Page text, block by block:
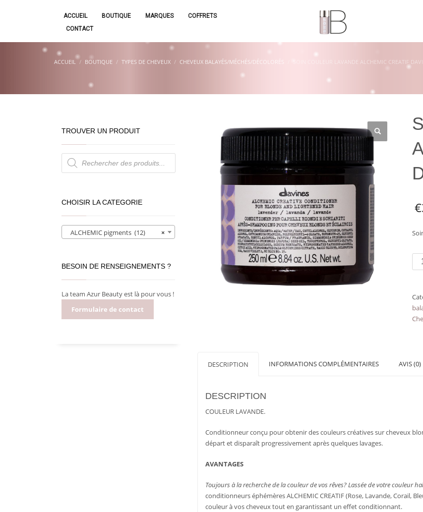
ACCUEIL BOUTIQUE MARQUES
COFFRETS
CONTACT
ACCUEIL BOUTIQUE TYPES DE CHEVEUX CHEVEUX BALAYÉS/MÉCHÉS/DÉCOLORÉS SOIN COULEUR LAVANDE ALCHEMIC CREATIF
TROUVER UN PRODUIT
Recherche
de
produits
CHOISIR LA CATEGORIE
×
ALCHEMIC pigments (12)
BESOIN DE RENSEIGNEMENTS ?
La team Azur Beauty est là pour vous !
Formulaire de contact
€
de
DESCRIPTION INFORMATIONS COMPLÉMENTAIRES AVIS (0)
DESCRIPTION
COULEUR LAVANDE.
Conditionneur conçu pour obtenir des couleurs créatives sur cheveux
départ et disparaît progressivement après quelques lavages.
AVANTAGES
Toujours à la recherche de la couleur de vos rêves?Lassée de votre couleur
conditionneurs éphémères ALCHEMIC CREATIF (Rose, Lavande, Corail,
couleur à vos cheveux tout en garantissant un effet conditionnant.